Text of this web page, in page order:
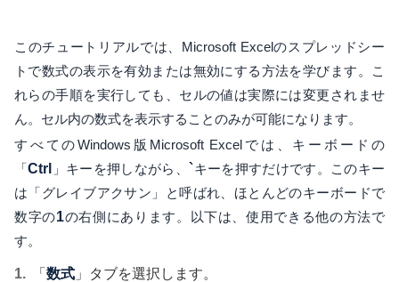
このチュートリアルでは、Microsoft Excelのスプレッドシー
トで数式の表示を有効または無効にする方法を学びます。こ
れらの手順を実行しても、セルの値は実際には変更されませ
ん。セル内の数式を表示することのみが可能になります。
すべてのWindows版Microsoft Excelでは、キーボードの
「Ctrl 」キーを押しながら、 `キーを押すだけです。このキー
は「グレイブアクサン」と呼ばれ、ほとんどのキーボードで
数字の1の右側にあります。以下は、使用できる他の方法で
す。
「 数式 」タブを選択します。